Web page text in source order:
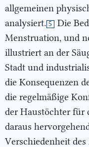
allgemeinen
analysiert. 5
Die
Menstruation, und
illustriert an der
Stadt und
die Konsequenzen
die regelmäßige
der Haustöchter für
daraus
Verschiedenheit des